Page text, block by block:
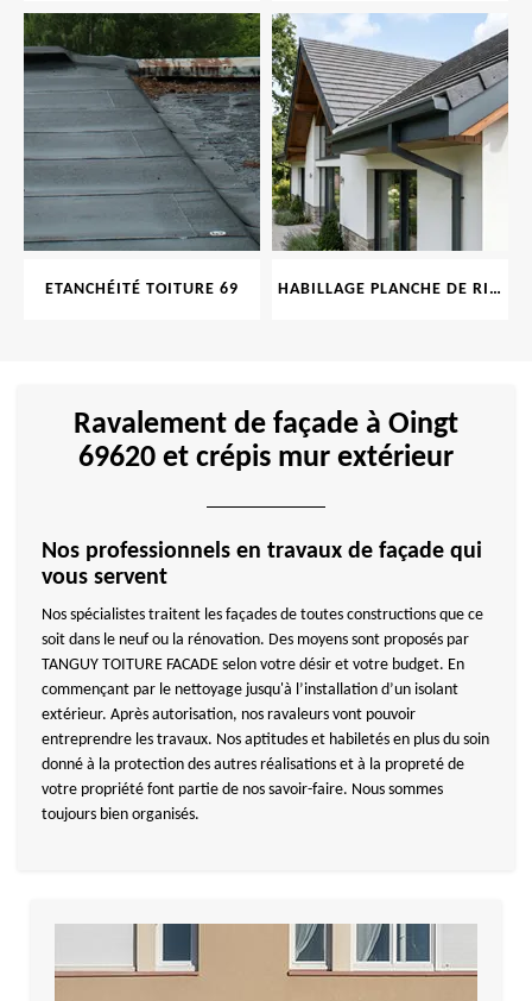
ETANCHÉITÉ TOITURE 69 HABILLAGE PLANCHE DE RIVE 69
Ravalement de façade à Oingt
69620 et crépis mur extérieur
Nos professionnels en travaux de façade qui
vous servent
Nos spécialistes traitent les façades de toutes constructions que ce
soit dans le neuf ou la rénovation. Des moyens sont proposés par
TANGUY TOITURE FACADE selon votre désir et votre budget. En
commençant par le nettoyage jusqu'à l’installation d’un isolant
extérieur. Après autorisation, nos ravaleurs vont pouvoir
entreprendre les travaux. Nos aptitudes et habiletés en plus du soin
donné à la protection des autres réalisations et à la propreté de
votre propriété font partie de nos savoir-faire. Nous sommes
toujours bien organisés.